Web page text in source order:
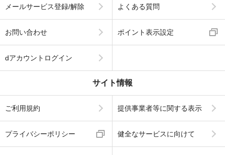
メールサービス登録/解除 よくある質問
お問い合わせ ポイント表示設定
dアカウントログイン
サイト情報
ご利用規約 提供事業者等に関する表示
プライバシーポリシー 健全なサービスに向けて